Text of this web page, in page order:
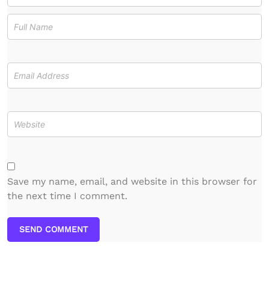
Save my name, email, and website in this browser for
the next time I comment.
SEND COMMENT